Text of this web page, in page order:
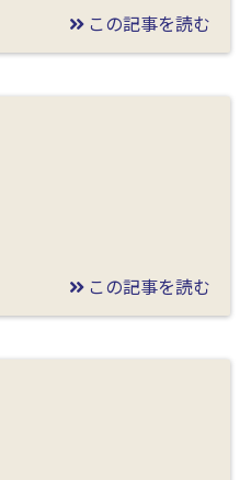
この記事を読む
この記事を読む